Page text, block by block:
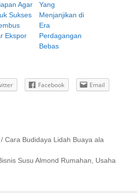
Agar
Sukses
Ekspor
Yang
Menjanjikan di
Era
Perdagangan
Bebas
Facebook Email
Cara Budidaya Lidah Buaya ala
Susu Almond Rumahan, Usaha